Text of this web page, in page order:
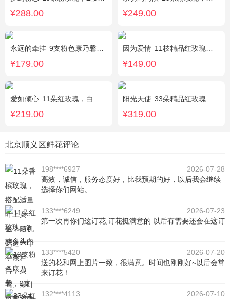
¥288.00 ¥249.00
永远的牵挂 9支粉色康乃馨，1支多头白百合，搭配黄莺、满天星。
¥179.00
因为爱情 11枝精品红玫瑰，黄英丰满。
¥149.00
爱如倾心 11朵红玫瑰，白色满天星间插，一条灯带，一对小熊、黄莺或尤加利叶搭配
¥219.00
阳光天使 33朵精品红玫瑰，外围搭配适量红色、粉色、白色石竹梅。
¥319.00
北京顺义区鲜花评论
198****6927
2026-07-28
高效，诚信，服务态度好，比我预期的好，以后我会继续
选择你们网站。
133****6249
2026-07-23
第一次再你们这订花,订花挺满意的.以后有需要还会在这订
133****5420
2026-07-20
送的花和网上图片一致，很满意。时间也刚刚好~以后会常
来订花！
132****4113
2026-07-10